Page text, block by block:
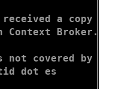
received a copy of
Context Broker. If
not covered by
dot es